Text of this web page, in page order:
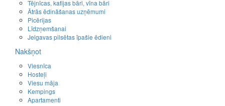
Tējnīcas, kafijas bāri, vīna bāri
Ātrās ēdināšanas uzņēmumi
Picērijas
Līdzņemšanai
Jelgavas pilsētas īpašie ēdieni
Nakšņot
Viesnīca
Hosteļi
Viesu māja
Kempings
Apartamenti